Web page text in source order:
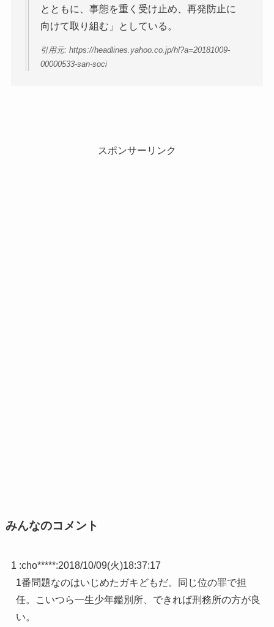
とともに、事態を重く受け止め、再発防止に
向けて取り組む」としている。
引用元: https://headlines.yahoo.co.jp/hl?a=20181009-
00000533-san-soci
スポンサーリンク
みんなのコメント
1 :cho*****:2018/10/09(火)18:37:17
1番問題なのはいじめたガキどもだ。同じ位の罪で担
任。こいつら一生少年鑑別所、できれば刑務所の方が良
い。